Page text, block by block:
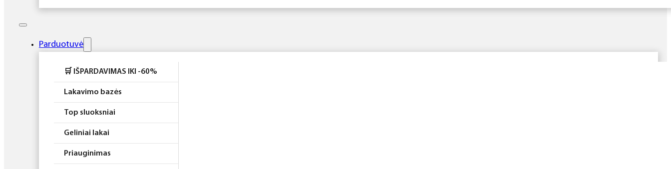
Higiena
Rinkiniai
Parduotuvė
🛒 IŠPARDAVIMAS IKI -60%
Lakavimo bazės
Top sluoksniai
Geliniai lakai
Priauginimas